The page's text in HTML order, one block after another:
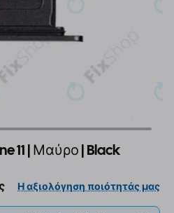
11 | Μαύρο | Black
Η αξιολόγηση ποιότητάς μας